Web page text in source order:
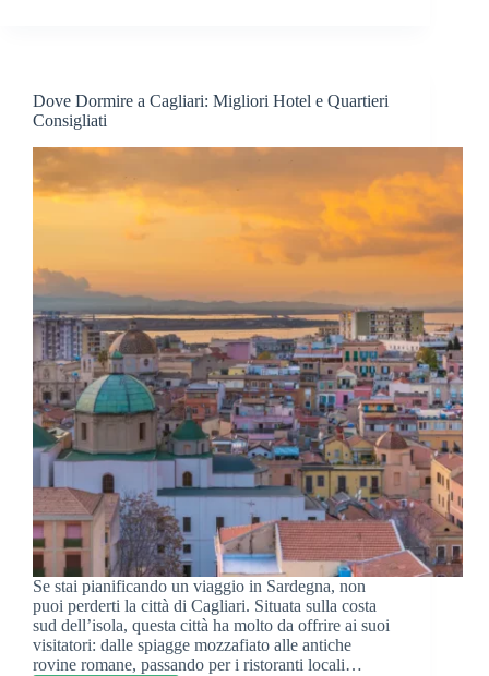
Guida
Completa
Dove Dormire a Cagliari: Migliori Hotel e Quartieri
Consigliati
Se stai pianificando un viaggio in Sardegna, non
puoi perderti la città di Cagliari. Situata sulla costa
sud dell’isola, questa città ha molto da offrire ai suoi
visitatori: dalle spiagge mozzafiato alle antiche
rovine romane, passando per i ristoranti locali…